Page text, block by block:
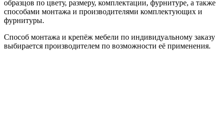
образцов по цвету, размеру, комплектации, фурнитуре, а также
способами монтажа и производителями комплектующих и
фурнитуры.
Способ монтажа и крепёж мебели по индивидуальному заказу
выбирается производителем по возможности её применения.